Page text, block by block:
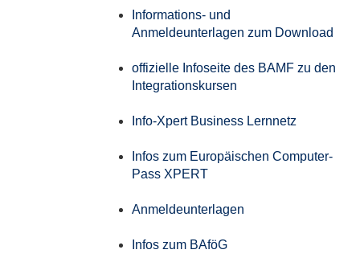
Informations- und
Anmeldeunterlagen zum Download
offizielle Infoseite des BAMF zu den
Integrationskursen
Info-Xpert Business Lernnetz
Infos zum Europäischen Computer-
Pass XPERT
Anmeldeunterlagen
Infos zum BAföG